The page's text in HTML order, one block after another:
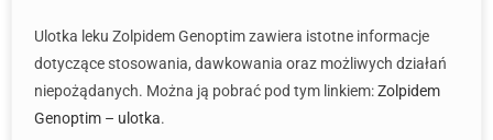
Ulotka leku Zolpidem Genoptim zawiera istotne informacje
dotyczące stosowania, dawkowania oraz możliwych działań
niepożądanych. Można ją pobrać pod tym linkiem:Zolpidem
Genoptim – ulotka.